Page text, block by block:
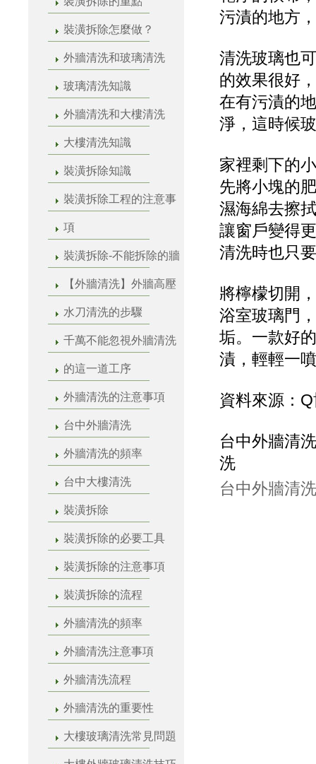
裝潢拆除怎麼做？
外牆清洗和玻璃清洗
玻璃清洗知識
外牆清洗和大樓清洗
大樓清洗知識
裝潢拆除知識
裝潢拆除工程的注意事
項
裝潢拆除-不能拆除的牆
【外牆清洗】外牆高壓
水刀清洗的步驟
千萬不能忽視外牆清洗
的這一道工序
外牆清洗的注意事項
台中外牆清洗
外牆清洗的頻率
台中大樓清洗
裝潢拆除
裝潢拆除的必要工具
裝潢拆除的注意事項
裝潢拆除的流程
外牆清洗的頻率
外牆清洗注意事項
外牆清洗流程
外牆清洗的重要性
大樓玻璃清洗常見問題
污漬的地方
清洗玻璃也
的效果很好
在有污漬的
淨，這時候
家裡剩下的
先將小塊的
濕海綿去擦
讓窗戶變得
清洗時也只
將檸檬切開
浴室玻璃門
垢。一款好
漬，輕輕一
資料來源：
台中外牆清
洗
台中外牆清